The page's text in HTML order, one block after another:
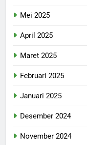
Mei 2025
April 2025
Maret 2025
Februari 2025
Januari 2025
Desember 2024
November 2024